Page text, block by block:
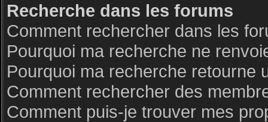
Recherche dans les forums
Comment rechercher dans les
Pourquoi ma recherche ne
Pourquoi ma recherche retourne
Comment rechercher des
Comment puis-je trouver mes